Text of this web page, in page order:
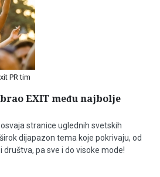
PR tim
EXIT među najbolje
stranice uglednih svetskih
dijapazon tema koje pokrivaju, od
pa sve i do visoke mode!